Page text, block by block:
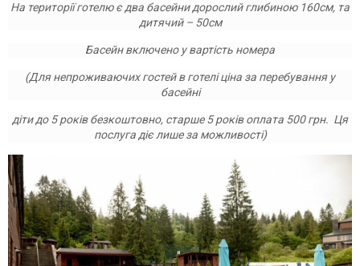
На території готелю є два басейни дорослий глибиною 160см, та
дитячий –50см
Басейн включено у вартість номера
(Для непроживаючих гостей в готелі ціна за перебування у
басейні
діти до 5 років безкоштовно, старше 5 років оплата 500 грн. Ця
послуга діє лише за можливості)